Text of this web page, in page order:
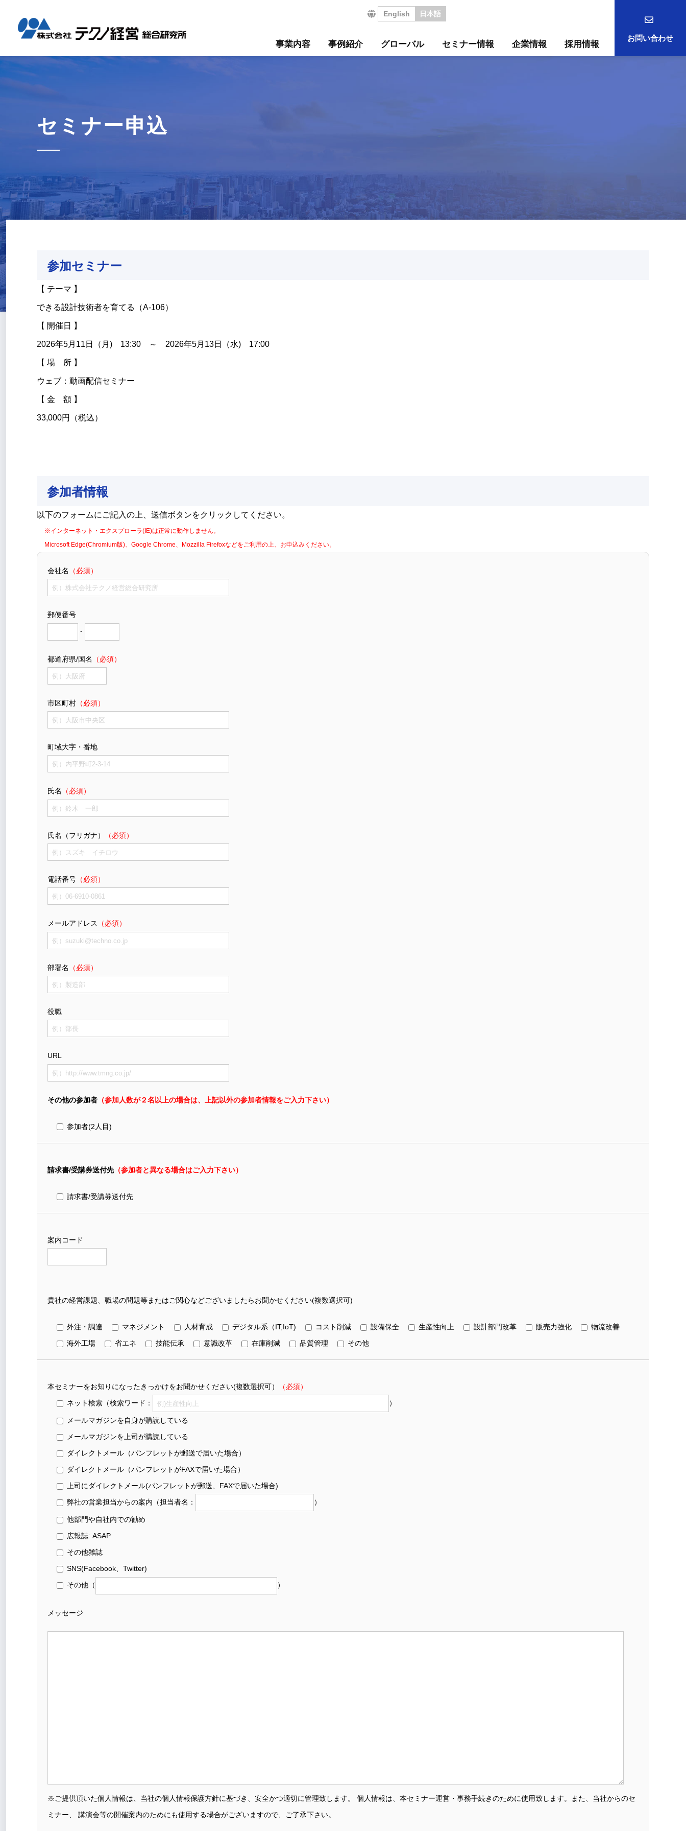
English 日本語
事業内容 事例紹介 グローバル セミナー情報 企業情報 採用情報
お問い合わせ
セミナー申込
参加セミナー
【 テーマ 】
できる設計技術者を育てる（A-106）
【 開催日 】
2026年5月11日（月) 13:30 ～ 2026年5月13日（水) 17:00
【 場 所 】
ウェブ：動画配信セミナー
【 金 額 】
33,000円（税込）
参加者情報
以下のフォームにご記入の上、送信ボタンをクリックしてください。
※インターネット・エクスプローラ(IE)は正常に動作しません。
Microsoft Edge(Chromium版)、Google Chrome、Mozzilla Firefoxなどをご利用の上、お申込みください。
会社名 （必須）
郵便番号
-
都道府県/国名 （必須）
市区町村 （必須）
町域大字・番地
氏名 （必須）
氏名（フリガナ） （必須）
電話番号 （必須）
メールアドレス （必須）
部署名 （必須）
役職
URL
その他の参加者 （参加人数が２名以上の場合は、上記以外の参加者情報をご入力下さい）
参加者(2人目)
請求書/受講券送付先（参加者と異なる場合はご入力下さい）
請求書/受講券送付先
案内コード
貴社の経営課題、職場の問題等またはご関心などございましたらお聞かせください(複数選択可)
外注・調達 マネジメント 人材育成 デジタル系（IT,IoT) コスト削減 設備保全 生産性向上 設計部門改革 販売力強化
物流改善
海外工場
省エネ 技能伝承 意識改革 在庫削減 品質管理 その他
本セミナーをお知りになったきっかけをお聞かせください(複数選択可）
（必須）
ネット検索 （検索ワード： ）
メールマガジンを自身が購読している
メールマガジンを上司が購読している
ダイレクトメール（パンフレットが郵送で届いた場合）
ダイレクトメール（パンフレットがFAXで届いた場合）
上司にダイレクトメール(パンフレットが郵送、FAXで届いた場合)
弊社の営業担当からの案内 （担当者名： ）
他部門や自社内での勧め
広報誌: ASAP
その他雑誌
SNS(Facebook、Twitter)
その他 （ ）
メッセージ
※ご提供頂いた個人情報は、当社の個人情報保護方針に基づき、安全かつ適切に管理致します。 個人情報は、本セミナー運営・事務手続きのために使用致します。また、当社からのセ
ミナー、 講演会等の開催案内のためにも使用する場合がございますので、ご了承下さい。